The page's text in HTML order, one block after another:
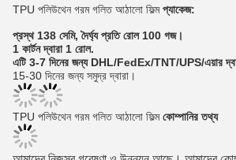
TPU পলিউথেন গরম গলিত আঠালো ফিল্মপ্যাকেজ:
প্রস্থ 138 সেমি, দৈর্ঘ্য প্রতি রোল 100 গজ।
1 কার্টন দ্বারা 1 রোল.
এটি 3-7 দিনের জন্য DHL/FedEx/TNT/UPS/এয়ার
15-30 দিনের জন্য সমুদ্র দ্বারা।
TPU পলিউথেন গরম গলিত আঠালো ফিল্মকোম্পানির তথ্য